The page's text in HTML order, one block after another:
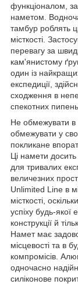
функціоналом,
наметом.
тамбур роблять
місткості.
перевагу за
кам'янистому
один із
експедиції,
сходження в
спекотних
Не обмежувати в
обмежувати у
покликане
Ці намети досить
для тривалих
величезних
Unlimited Line в
місткості,
успіху будь-якої
конструкції й
Намет має
місцевості та в
компромісів.
одночасно
силіконове